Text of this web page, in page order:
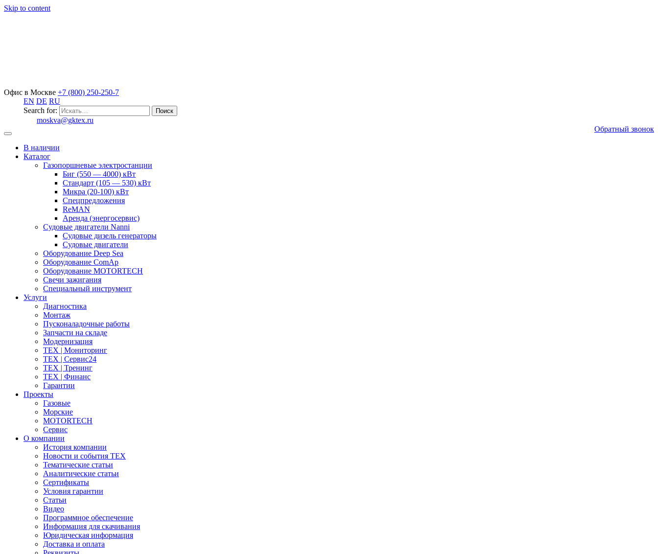
Skip to content
Офис в Москве +7 (800) 250-250-7
EN DE RU
Search for:
moskva@gktex.ru
Обратный звонок
В наличии
Каталог
Газопоршневые электростанции
Биг (550 — 4000) кВт
Стандарт (105 — 530) кВт
Микра (20-100) кВт
Спецпредложения
ReMAN
Аренда (энергосервис)
Судовые двигатели Nanni
Судовые дизель генераторы
Судовые двигатели
Оборудование Deep Sea
Оборудование ComAp
Оборудование MOTORTECH
Свечи зажигания
Специальный инструмент
Услуги
Диагностика
Монтаж
Пусконаладочные работы
Запчасти на складе
Модернизация
ТЕХ | Мониторинг
ТЕХ | Сервис24
ТЕХ | Тренинг
ТЕХ | Финанс
Гарантии
Проекты
Газовые
Морские
MOTORTECH
Сервис
О компании
История компании
Новости и события ТЕХ
Тематические статьи
Аналитические статьи
Сертификаты
Условия гарантии
Статьи
Видео
Программное обеспечение
Информация для скачивания
Юридическая информация
Доставка и оплата